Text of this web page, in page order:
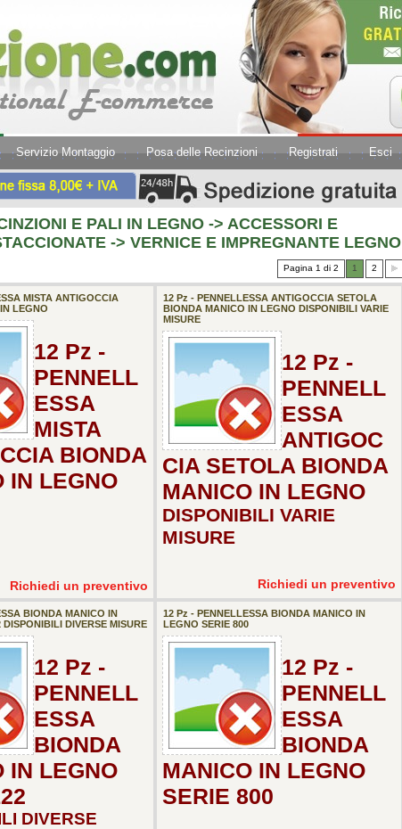
Servizio Montaggio Posa delle Recinzioni Registrati Esci
E PALI IN LEGNO -> ACCESSORI E
-> VERNICE E IMPREGNANTE LEGNO
Pagina 1 di 2 1 2
MISTA ANTIGOCCIA
LEGNO
12 Pz -
PENNELL
ESSA
MISTA
BIONDA
IN LEGNO
Richiedi un preventivo
12 Pz - PENNELLESSA ANTIGOCCIA SETOLA
BIONDA MANICO IN LEGNO DISPONIBILI VARIE
MISURE
12 Pz -
PENNELL
ESSA
ANTIGOC
CIA SETOLA BIONDA
MANICO IN LEGNO
DISPONIBILI VARIE
MISURE
Richiedi un preventivo
BIONDA MANICO IN
DIVERSE MISURE
12 Pz -
PENNELL
ESSA
BIONDA
IN LEGNO
DIVERSE
12 Pz - PENNELLESSA BIONDA MANICO IN
LEGNO SERIE 800
12 Pz -
PENNELL
ESSA
BIONDA
MANICO IN LEGNO
SERIE 800